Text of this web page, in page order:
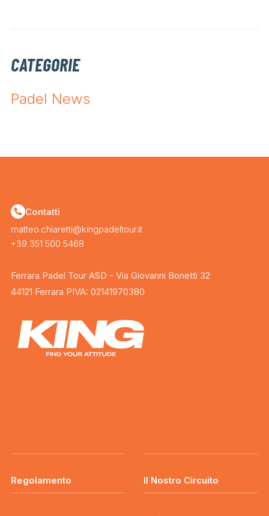
CATEGORIE
Padel News
Contatti
matteo.chiaretti@kingpadeltour.it
+39 351 500 5468
Ferrara Padel Tour ASD - Via Giovanni Bonetti 32
44121 Ferrara PIVA: 02141970380
Regolamento Il Nostro Circuito